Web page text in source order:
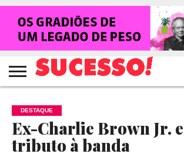
HOME
NOTÍCIAS
SHOWS
ENTREVISTAS
CLIQUES
RANKING
CROWLEY
TV
SUCESSO!
REVISTA
SUCESSO!
DESTAQUE
Ex-Charlie Brown Jr.
tributo à banda